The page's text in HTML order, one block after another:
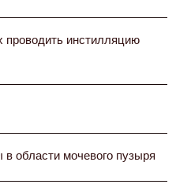
инстилляцию
области мочевого пузыря